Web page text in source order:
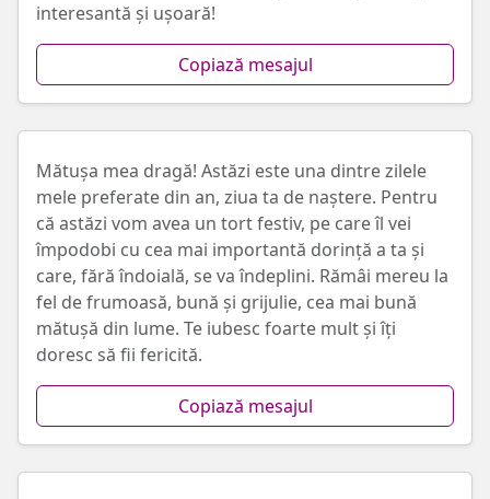
interesantă și ușoară!
Copiază mesajul
Mătușa mea dragă! Astăzi este una dintre zilele
mele preferate din an, ziua ta de naștere. Pentru
că astăzi vom avea un tort festiv, pe care îl vei
împodobi cu cea mai importantă dorință a ta și
care, fără îndoială, se va îndeplini. Rămâi mereu la
fel de frumoasă, bună și grijulie, cea mai bună
mătușă din lume. Te iubesc foarte mult și îți
doresc să fii fericită.
Copiază mesajul